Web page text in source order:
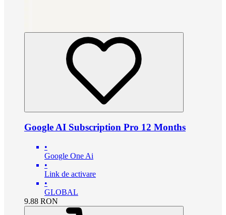
Google AI Subscription Pro 12 Months
•
Google One Ai
•
Link de activare
•
GLOBAL
9.88 RON